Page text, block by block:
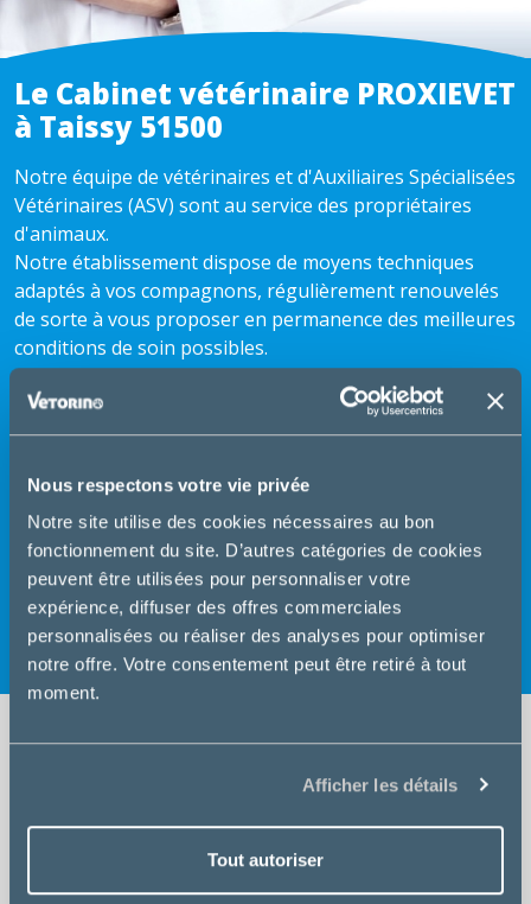
Nous respectons votre vie privée
Notre site utilise des cookies nécessaires au bon
fonctionnement du site. D’autres catégories de cookies
peuvent être utilisées pour personnaliser votre
expérience, diffuser des offres commerciales
personnalisées ou réaliser des analyses pour optimiser
notre offre. Votre consentement peut être retiré à tout
moment.
Afficher les détails
Tout autoriser
Le Cabinet vétérinaire PROXIEVET
à Taissy 51500
Notre équipe de vétérinaires et d'Auxiliaires Spécialisées
Vétérinaires (ASV) sont au service des propriétaires
d'animaux.
Notre établissement dispose de moyens techniques
adaptés à vos compagnons, régulièrement renouvelés
de sorte à vous proposer en permanence des meilleures
conditions de soin possibles.
Lors de vos visites, n'hésitez pas à demander conseils à
nos ASV. Vous pouvez aussi prendre rendez-vous, vous
d'hygiène (shampooing), et anti-parasitaires (anti-
puces, vermifuges ...).
Nous vous souhaitons une bonne visite sur notre site.
N'hésitez pas à découvrir nos services en détail et à
consulter nos fiches conseils santé.